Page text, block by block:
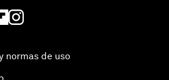
normas de uso